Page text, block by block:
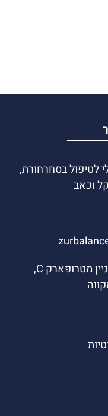
לטיפול בסחרחורת,
וכאב
משה דיין 10, בניין מטרופארק C,